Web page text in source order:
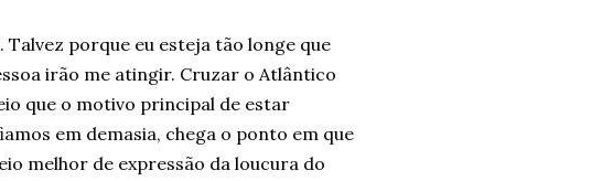
porque eu esteja tão longe que
irão me atingir. Cruzar o Atlântico
que o motivo principal de estar
em demasia, chega o ponto em que
melhor de expressão da loucura do